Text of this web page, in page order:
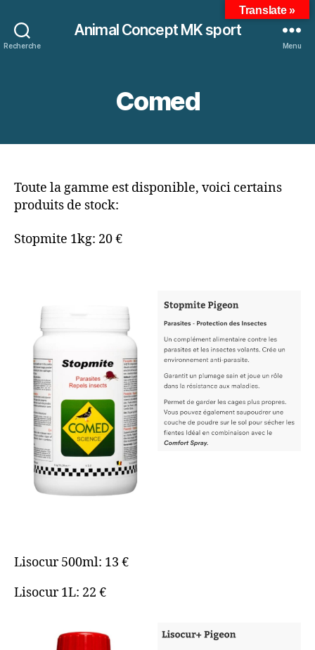
Recherche
Animal Concept MK sport
Menu
Comed
Toute la gamme est disponible, voici certains
produits de stock:
Stopmite 1kg: 20 €
Lisocur 500ml: 13 €
Lisocur 1L: 22 €
Translate »